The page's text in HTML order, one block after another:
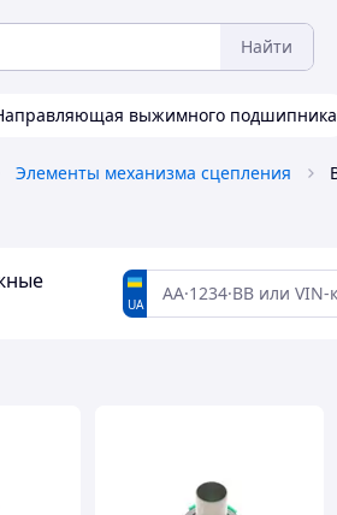
Найти
выжимного подшипника
Элементы механизма сцепления
UA